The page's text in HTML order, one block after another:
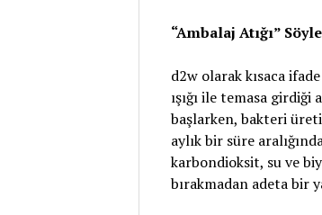
“Ambalaj Atığı”
d2w olarak kısaca
ışığı ile temasa
başlarken, bakteri
aylık bir süre
karbondioksit, su ve
bırakmadan adeta bir